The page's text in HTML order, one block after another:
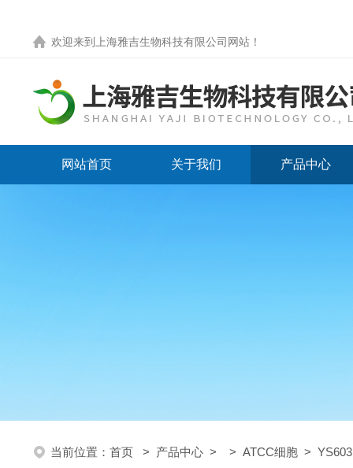
欢迎来到 上海雅吉生物科技有限公司网站 ！
网站首页 关于我们 产品中心
当前位置： 首页 > 产品中心 > > ATCC细胞 >